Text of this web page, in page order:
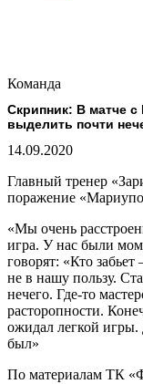
Команда
Скрипник: В матче
выделить почти
14.09.2020
Главный тренер
поражение
«Мы очень
игра. У нас были
говорят: «Кто
не в нашу пользу.
нечего. Где-то
расторопности.
ожидал легкой игры.
был»
По материалам ТК